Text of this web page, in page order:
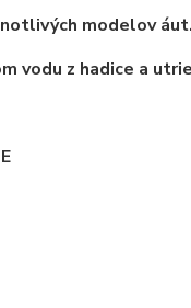
modelov
vodu z hadice a